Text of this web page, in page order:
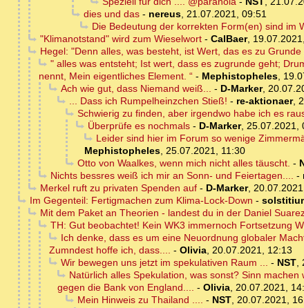
dies und das- nereus, 21.07.2021, 09:51
Die Bedeutung der korrekten Form(en) sind im
"Klimanotstand" wird zum Wieselwort- CalBaer,
Hegel: "Denn alles, was besteht, ist Wert, das es zu Grunde
" alles was entsteht; Ist wert, dass es zugrunde geht;
nennt, Mein eigentliches Element. “ - Mephistopheles,
Ach wie gut, dass Niemand weiß... - D-Marker,
... Dass ich Rumpelheinzchen Stieß! - re-aktionaer,
Schwierig zu finden, aber irgendwo habe ich es
Überprüfe es nochmals- D-Marker, 25.07.2021,
Leider sind hier im Forum so wenige
Mephistopheles, 25.07.2021, 11:30
Otto von Waalkes, wenn mich nicht alles täuscht. -
Nichts bessres weiß ich mir an Sonn- und Feiertagen.... -
Merkel ruft zu privaten Spenden auf- D-Marker,
Im Gegenteil: Fertigmachen zum Klima-Lock-Down -
Mit dem Paket an Theorien - landest du in der Daniel
TH: Gut beobachtet! Kein WK3 immernoch Fortsetzung
Ich denke, dass es um eine Neuordnung globaler
Zumndest hoffe ich, dass.... - Olivia, 20.07.2021, 12:13
Wir bewegen uns jetzt im spekulativen Raum ... - NST,
Natürlich alles Spekulation, was sonst? Sinn
gegen die Bank von England.... - Olivia, 20.07.2021,
Mein Hinweis zu Thailand .... - NST, 20.07.2021,